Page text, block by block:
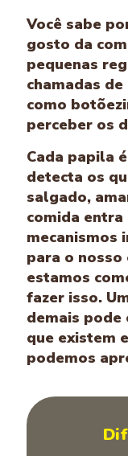
Você sabe
gosto da
pequenas
chamadas
como
perceber os
Cada papila
detecta os
salgado,
comida entra
mecanismos
para o nosso
estamos
fazer isso.
demais pode
que existem
podemos